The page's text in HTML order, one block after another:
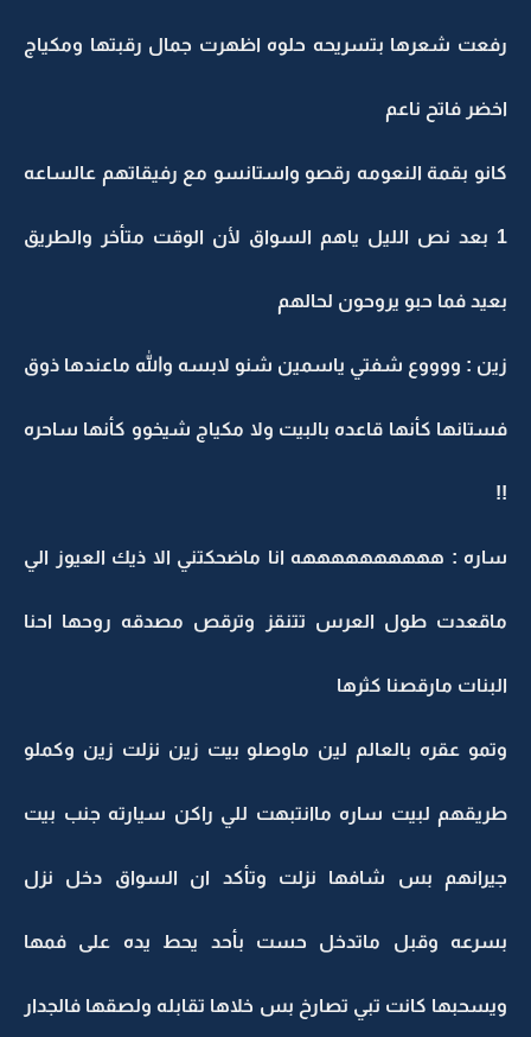
رفعت شعرها بتسريحه حلوه اظهرت جمال رقبتها ومكياج
اخضر فاتح ناعم
كانو بقمة النعومه رقصو واستانسو مع رفيقاتهم عالساعه
1 بعد نص الليل ياهم السواق لأن الوقت متأخر والطريق
بعيد فما حبو يروحون لحالهم
زين : ووووع شفتي ياسمين شنو لابسه والله ماعندها ذوق
فستانها كأنها قاعده بالبيت ولا مكياج شيخوو كأنها ساحره
!!
ساره : ههههههههههه انا ماضحكتني الا ذيك العيوز الي
ماقعدت طول العرس تتنقز وترقص مصدقه روحها احنا
البنات مارقصنا كثرها
وتمو عقره بالعالم لين ماوصلو بيت زين نزلت زين وكملو
طريقهم لبيت ساره ماانتبهت للي راكن سيارته جنب بيت
جيرانهم بس شافها نزلت وتأكد ان السواق دخل نزل
بسرعه وقبل ماتدخل حست بأحد يحط يده على فمها
ويسحبها كانت تبي تصارخ بس خلاها تقابله ولصقها فالجدار